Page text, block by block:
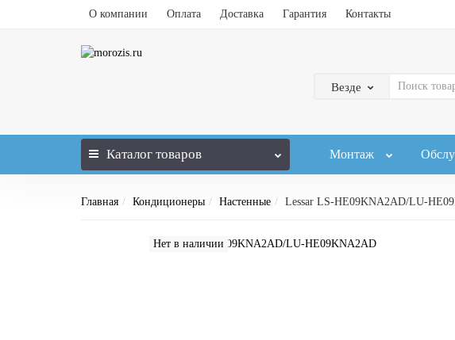
О компании Оплата Доставка Гарантия Контакты
Везде
Каталог товаров Монтаж
Главная Кондиционеры Настенные Lessar LS-HE09KNA2AD/LU-
Нет в наличии